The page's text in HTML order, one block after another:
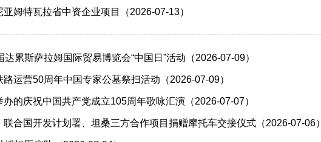
姆特瓦拉省中资企业项目（2026-07-13）
累斯萨拉姆国际贸易博览会“中国日”活动（2026-07-09）
运营50周年中国专家公墓祭扫活动（2026-07-09）
的庆祝中国共产党成立105周年歌咏汇演（2026-07-07）
合国开发计划署、坦桑三方合作项目捐赠摩托车交接仪式（2026-07-06）